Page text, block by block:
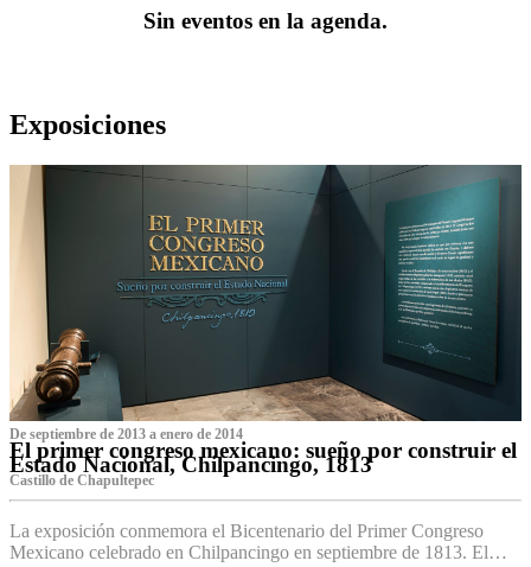
Sin eventos en la agenda.
Exposiciones
De septiembre de 2013 a enero de 2014
El primer congreso mexicano: sueño por construir el
Estado Nacional, Chilpancingo, 1813
Castillo de Chapultepec
La exposición conmemora el Bicentenario del Primer Congreso
Mexicano celebrado en Chilpancingo en septiembre de 1813. El…